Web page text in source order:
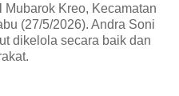
Kreo, Kecamatan
(27/5/2026). Andra Soni
dikelola secara baik dan